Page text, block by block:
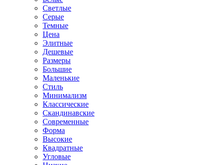
Светлые
Серые
Темные
Цена
Элитные
Дешевые
Размеры
Большие
Маленькие
Стиль
Минимализм
Классические
Скандинавские
Современные
Форма
Высокие
Квадратные
Угловые